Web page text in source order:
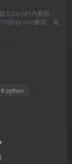
24小时内删除。
删除。敬
# python